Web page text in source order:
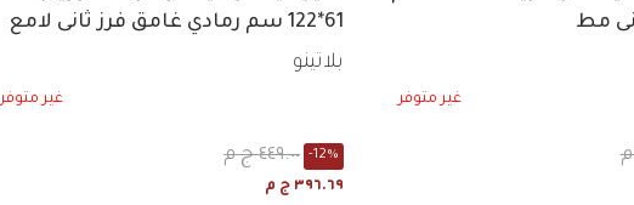
مط
غير متوفر
61*122 سم رمادي غامق فرز ثانى لامع
بلاتينو
غير متوفر
٤٤٩.٠٠ ج م -12%
٣٩٦.٦٩ ج م